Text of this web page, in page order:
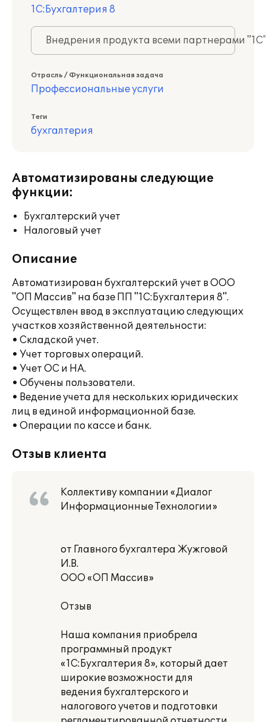
1С:Бухгалтерия 8
Внедрения продукта всеми партнерами
Отрасль / Функциональная задача
Профессиональные услуги
Теги
бухгалтерия
Автоматизированы следующие
функции:
Бухгалтерский учет
Налоговый учет
Описание
Автоматизирован бухгалтерский учет в ООО
"ОП Массив" на базе ПП "1С:Бухгалтерия 8".
Осуществлен ввод в эксплуатацию следующих
участков хозяйственной деятельности:
• Складской учет.
• Учет торговых операций.
• Учет ОС и НА.
• Обучены пользователи.
• Ведение учета для нескольких юридических
лиц в единой информационной базе.
• Операции по кассе и банк.
Отзыв клиента
Коллективу компании «Диалог
Информационные Технологии»
от Главного бухгалтера Жужговой
И.В.
ООО «ОП Массив»
Отзыв
Наша компания приобрела
программный продукт
«1С:Бухгалтерия 8», который дает
широкие возможности для
ведения бухгалтерского и
налогового учетов и подготовки